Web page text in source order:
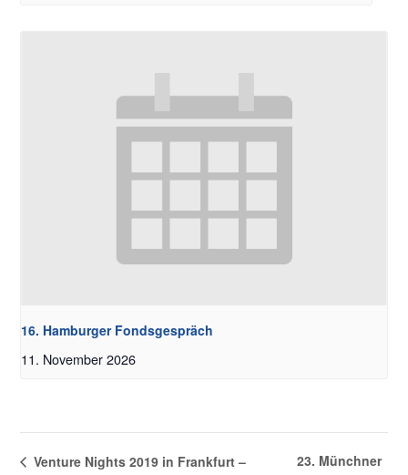
16. Hamburger Fondsgespräch
11. November 2026
Venture Nights 2019 in Frankfurt –
23. Münchner